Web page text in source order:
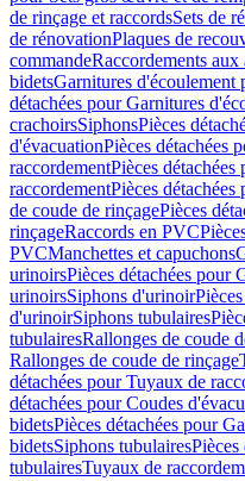
de rinçage et raccordsSets de
de rénovationPlaques de
commandeRaccordements
bidetsGarnitures d'écoulement
détachées pour Garnitures
crachoirsSiphonsPièces
d'évacuationPièces détachées
raccordementPièces
raccordementPièces détachées
de coude de rinçagePièces
rinçageRaccords en PVC
PVCManchettes et capuchons
urinoirsPièces détachées pour
urinoirsSiphons d'urinoir
d'urinoirSiphons tubulaires
tubulairesRallonges de coude
Rallonges de coude de rinçage
détachées pour Tuyaux de
détachées pour Coudes
bidetsPièces détachées pour
bidetsSiphons tubulairesPièces
tubulairesTuyaux de